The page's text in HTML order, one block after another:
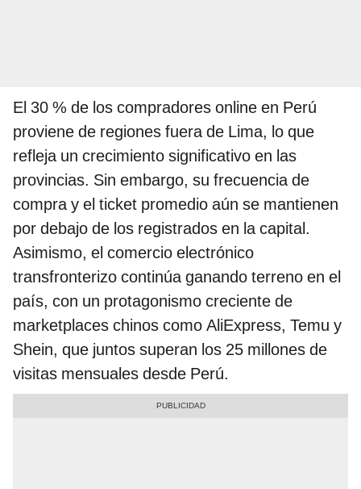
El 30 % de los compradores online en Perú
proviene de regiones fuera de Lima, lo que
refleja un crecimiento significativo en las
provincias. Sin embargo, su frecuencia de
compra y el ticket promedio aún se mantienen
por debajo de los registrados en la capital.
Asimismo, el comercio electrónico
transfronterizo continúa ganando terreno en el
país, con un protagonismo creciente de
marketplaces chinos como AliExpress, Temu y
Shein, que juntos superan los 25 millones de
visitas mensuales desde Perú.